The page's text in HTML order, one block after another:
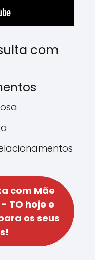
com
com Mãe
TO hoje e
os seus